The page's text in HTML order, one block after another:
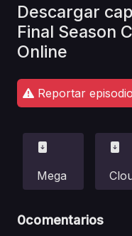
Descargar
Final Season
Online
Reportar episodio
Mega
0comentarios